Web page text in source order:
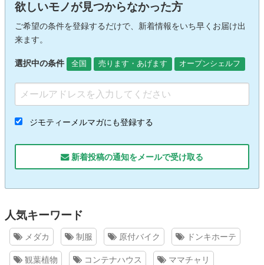
欲しいモノが見つからなかった方
ご希望の条件を登録するだけで、新着情報をいち早くお届け出
来ます。
選択中の条件 全国 売ります・あげます オープンシェルフ
ジモティーメルマガにも登録する
新着投稿の通知をメールで受け取る
人気キーワード
メダカ 制服 原付バイク ドンキホーテ
観葉植物 コンテナハウス ママチャリ